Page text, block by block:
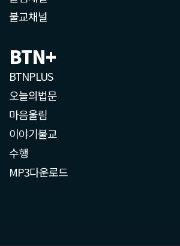
불교채널
BTN+
BTNPLUS
오늘의법문
마음울림
이야기불교
수행
MP3다운로드